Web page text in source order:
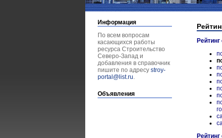
Информация
По всем вопросам
касающихся работы
ресурса Строительство
Северо-Запад и
добавления в справочник
пишите по адресу stroy-
portal@list.ru.
Объявления
Рейтинг